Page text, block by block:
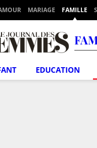
MARIAGE FAMILLE
EDUCATION